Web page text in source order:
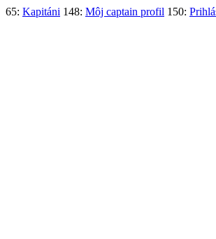
65: Kapitáni 148: Môj captain profil 150: